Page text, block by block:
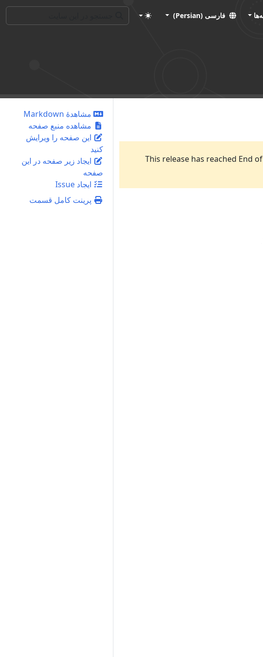
فارسی (Persian)
مشاهدهٔ Markdown
مشاهده منبع صفحه
این صفحه را ویرایش
کنید
ایجاد زیر صفحه در این
صفحه
ایجاد Issue
پرینت کامل قسمت
This release has reached End